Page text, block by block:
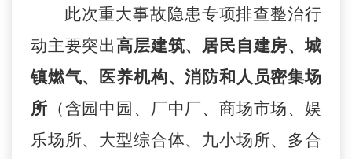
此次重大事故隐患专项排查整治行
动主要突出高层建筑、居民自建房、城
镇燃气、
医养机构、消防和人员密集场
所 （含园中园、厂中厂、商场市场、娱
乐场所、大型综合体、九小场所、多合